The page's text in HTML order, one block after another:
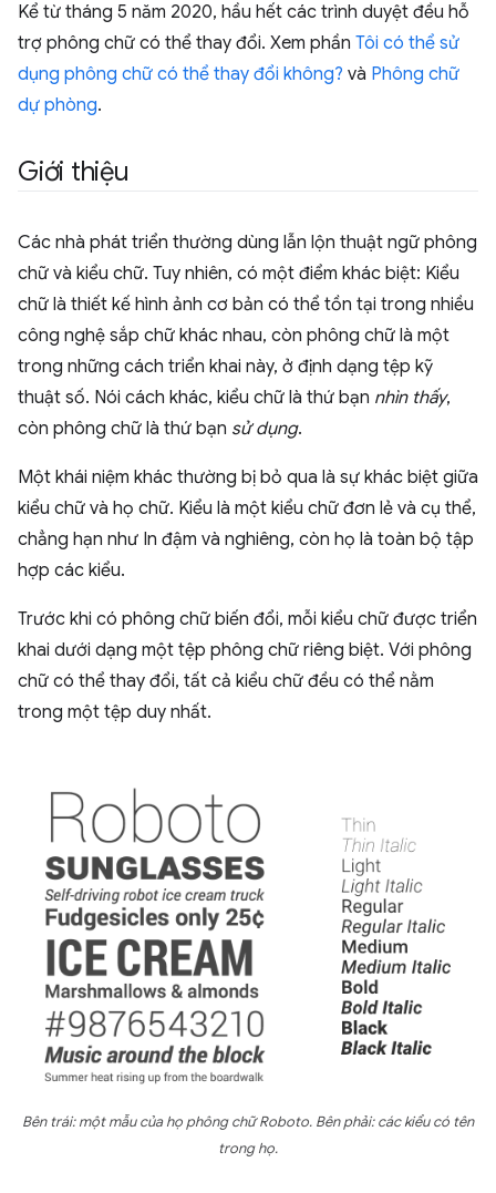
Kể từ tháng 5 năm 2020, hầu hết các trình duyệt đều hỗ
trợ phông chữ có thể thay đổi. Xem phần Tôi có thể sử
dụng phông chữ có thể thay đổi không? và Phông chữ
dự phòng.
Giới thiệu
Các nhà phát triển thường dùng lẫn lộn thuật ngữ phông
chữ và kiểu chữ. Tuy nhiên, có một điểm khác biệt: Kiểu
chữ là thiết kế hình ảnh cơ bản có thể tồn tại trong nhiều
công nghệ sắp chữ khác nhau, còn phông chữ là một
trong những cách triển khai này, ở định dạng tệp kỹ
thuật số. Nói cách khác, kiểu chữ là thứ bạn nhìn thấy,
còn phông chữ là thứ bạn sử dụng.
Một khái niệm khác thường bị bỏ qua là sự khác biệt giữa
kiểu chữ và họ chữ. Kiểu là một kiểu chữ đơn lẻ và cụ thể,
chẳng hạn như In đậm và nghiêng, còn họ là toàn bộ tập
hợp các kiểu.
Trước khi có phông chữ biến đổi, mỗi kiểu chữ được triển
khai dưới dạng một tệp phông chữ riêng biệt. Với phông
chữ có thể thay đổi, tất cả kiểu chữ đều có thể nằm
trong một tệp duy nhất.
Bên trái: một mẫu của họ phông chữ Roboto. Bên phải: các kiểu có tên
trong họ.